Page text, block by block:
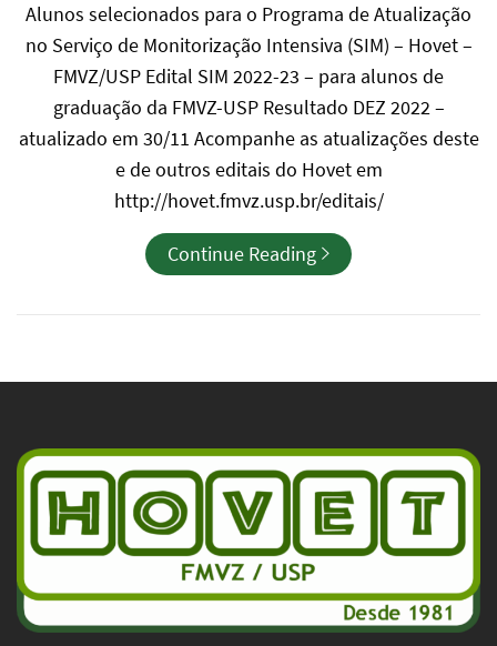
Alunos selecionados para o Programa de Atualização
no Serviço de Monitorização Intensiva (SIM) – Hovet –
FMVZ/USP Edital SIM 2022-23 – para alunos de
graduação da FMVZ-USP Resultado DEZ 2022 –
atualizado em 30/11 Acompanhe as atualizações deste
e de outros editais do Hovet em
http://hovet.fmvz.usp.br/editais/
Continue Reading